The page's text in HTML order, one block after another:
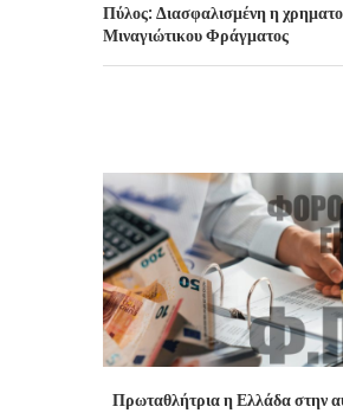
Πύλος: Διασφαλισμένη η
Μιναγιώτικου Φράγματος
Πρωταθλήτρια η Ελλάδα στην